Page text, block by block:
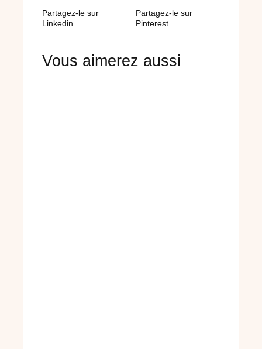
Partagez-le sur
Linkedin
Partagez-le sur
Pinterest
Vous aimerez aussi